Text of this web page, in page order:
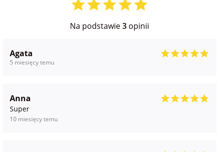
panieński
Na podstawie3 opinii
Agata
5 miesięcy temu
Anna
Super
10 miesięcy temu